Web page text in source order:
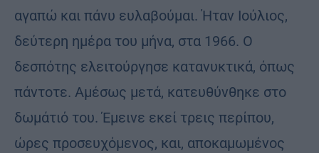
αγαπώ και πάνυ ευλαβούμαι. Ήταν Ιούλιος,
δεύτερη ημέρα του μήνα, στα 1966. Ο
δεσπότης ελειτούργησε κατανυκτικά, όπως
πάντοτε. Αμέσως μετά, κατευθύνθηκε στο
δωμάτιό του. Έμεινε εκεί τρεις περίπου,
ώρες προσευχόμενος, και, αποκαμωμένος